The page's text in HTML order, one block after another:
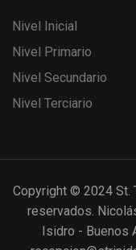
Nivel Inicial
Nivel Primario
Nivel Secundario
Nivel Terciario
Copyright © 2024 St.
reservados.
Isidro - Buenos